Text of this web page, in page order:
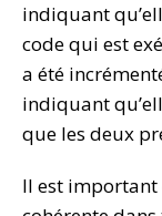
indiquant
code qui est
a été
indiquant
que les deux
Il est